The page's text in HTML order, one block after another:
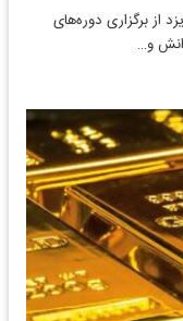
از برگزاری دوره‌های